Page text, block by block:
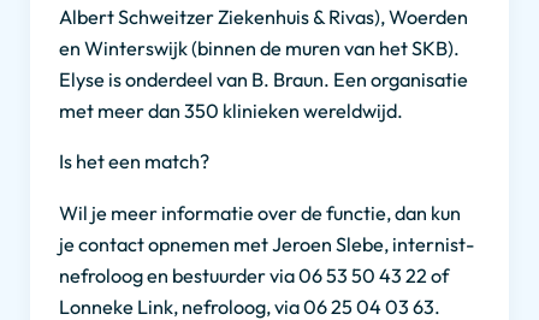
Albert Schweitzer Ziekenhuis & Rivas), Woerden
en Winterswijk (binnen de muren van het SKB).
Elyse is onderdeel van B. Braun. Een organisatie
met meer dan 350 klinieken wereldwijd.
Is het een match?
Wil je meer informatie over de functie, dan kun
je contact opnemen met Jeroen Slebe, internist-
nefroloog en bestuurder via 06 53 50 43 22 of
Lonneke Link, nefroloog, via 06 25 04 03 63.